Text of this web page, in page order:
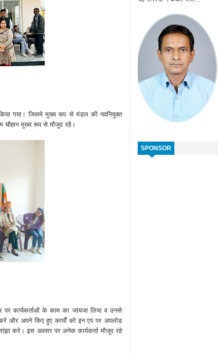
SPONSOR
गया। जिसमे मुख्य रूप से मंडल की नवनियुक्त
चौहान मुख्य रूप से मौजुद रहे।
पर कार्यकर्ताओं के काम का जायजा लिया व उनसे
और अपने किए हुए कार्यों को इन एप पर अपलोड
करे। इस अवसर पर अनेक कार्यकर्ता मौजूद रहे